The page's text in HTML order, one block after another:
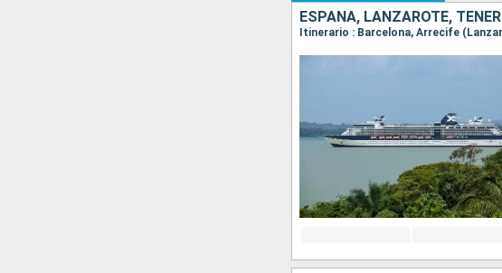
ESPAÑA, LANZAROTE,
Itinerario : Barcelona, Arrecife